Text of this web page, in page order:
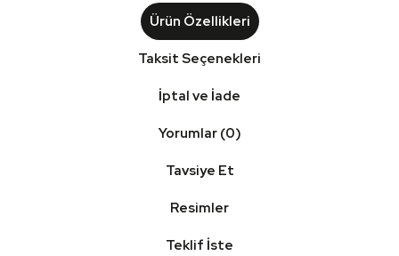
Ürün Özellikleri
Taksit Seçenekleri
İptal ve İade
Yorumlar (0)
Tavsiye Et
Resimler
Teklif İste